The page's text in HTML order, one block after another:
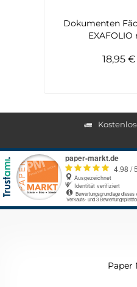
Dokumenten
EXAFOLIO
18,95
Paper